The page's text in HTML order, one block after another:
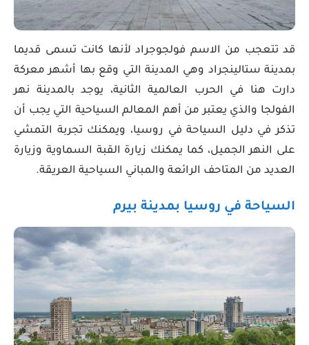
قد تتعجب من الاسم فولجوجراد لأنها كانت تسمى قديما
بمدينة ستالينجراد وهي المدينة التي وقع بها أشهر معركة
دارت هنا في الحرب العالمية الثانية، يوجد بالمدينة نهر
الفولجا والذي يعتبر من أهم المعالم السياحية التي يجب أن
تذكر في دليل السياحة في روسيا، ويمكنك تجربة التمشي
على النهر الجميل، كما يمكنك زيارة القبة السماوية وزيارة
العديد من المتاحف الرائعة والمباني السياحية العريقة.
السياحة في روسيا بمدينة بيرم